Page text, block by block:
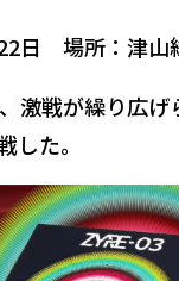
日 場所：津山
激戦が繰り広げ
た。